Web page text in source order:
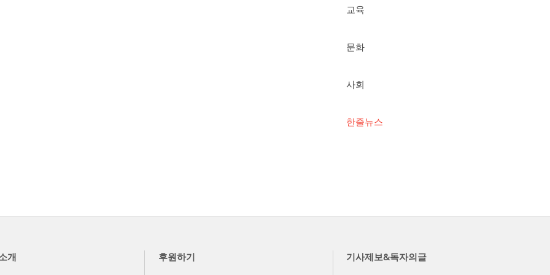
교육
문화
사회
한줄뉴스
개 후원하기 기사제보&독자의글